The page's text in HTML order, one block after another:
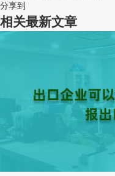
分享到
相关最新文章